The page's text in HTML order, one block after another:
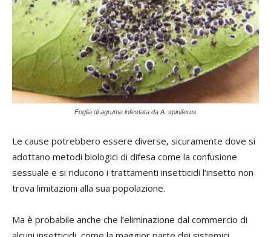
Foglia di agrume infestata da A. spiniferus
Le cause potrebbero essere diverse, sicuramente dove si
adottano metodi biologici di difesa come la confusione
sessuale e si riducono i trattamenti insetticidi l’insetto non
trova limitazioni alla sua popolazione.
Ma è probabile anche che l’eliminazione dal commercio di